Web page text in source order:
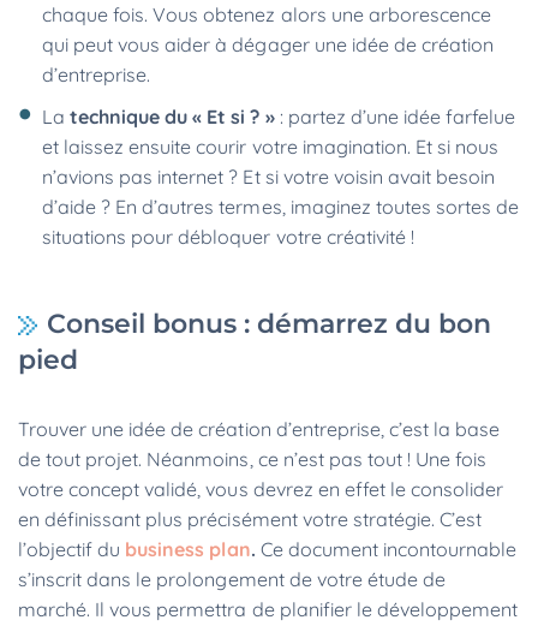
chaque fois. Vous obtenez alors une arborescence
qui peut vous aider à dégager une idée de création
d’entreprise.
Latechnique du « Et si ? »: partez d’une idée farfelue
et laissez ensuite courir votre imagination. Et si nous
n’avions pas internet ? Et si votre voisin avait besoin
d’aide ? En d’autres termes, imaginez toutes sortes de
situations pour débloquer votre créativité !
Conseil bonus : démarrez du bon
pied
Trouver une idée de création d’entreprise, c’est la base
de tout projet. Néanmoins, ce n’est pas tout ! Une fois
votre concept validé, vous devrez en effet le consolider
en définissant plus précisément votre stratégie. C’est
l’objectif du business plan. Ce document incontournable
s’inscrit dans le prolongement de votre étude de
marché. Il vous permettra de planifier le développement